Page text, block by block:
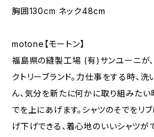
胸囲130cm ネック48cm
motone【モートン】
福島県の縫製工場 (有)サンユーニが
クトリーブランド。力仕事をする時、
ん、気分を新たに何かに取り組みたい
でを上にあげます。シャツのそでをリ
げ下げできる、着心地のいいシャツが